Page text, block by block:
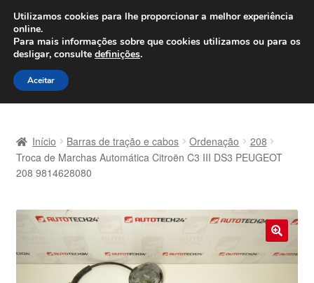
ENVIO a partir de 7 EUR
Seg-Sex, das 9h às 16h800 500 967
Ir
para
a
Saltar
para
o
Carrinho
Contato
Envio para todo o planeta
Início Barras de tração e cabos Ordenação
208
Troca de Marchas Automática Citroën C3 III DS3 PEUGEOT
208 9814628080
🔍
Utilizamos cookies para lhe proporcionar a melhor experiência
online.
Para mais informações sobre que cookies utilizamos ou para os
desligar, consulte definições.
Aceitar